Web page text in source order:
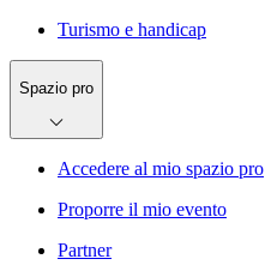
Turismo e handicap
Spazio pro
Accedere al mio spazio pro
Proporre il mio evento
Partner